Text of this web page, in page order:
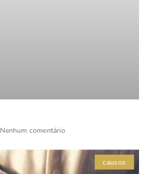
Nenhum comentário
causos